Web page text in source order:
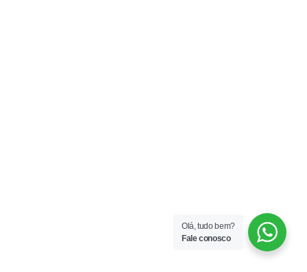
Olá, tudo bem?
Fale conosco